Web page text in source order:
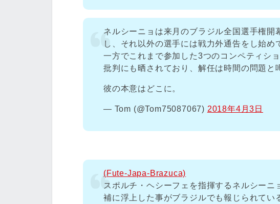
ネルシーニョは来月のブラジル全国選手権
し、それ以外の選手には戦力外通告をし始め
一方でこれまで参加した3つのコンペティシ
批判にも晒されており、解任は時間の問題と
彼の本意はどこに。
— Tom (@Tom75087067) 2018年4月3日
(Fute-Japa-Brazuca)
スポルチ・ヘシーフェを指揮するネルシーニ
補に浮上した事がブラジルでも報じられてい